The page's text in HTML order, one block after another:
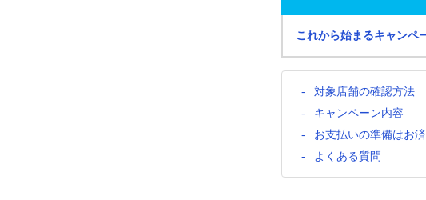
これから始まるキャンペ
対象店舗の確認方法
キャンペーン内容
お支払いの準備はお
よくある質問